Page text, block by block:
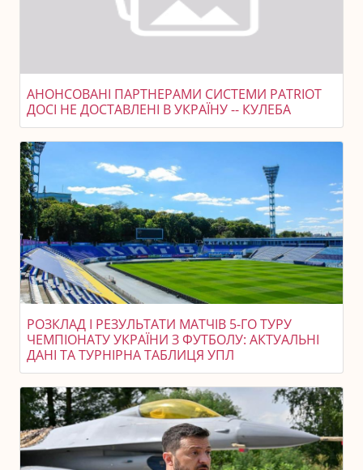
АНОНСОВАНІ ПАРТНЕРАМИ СИСТЕМИ PATRIOT
ДОСІ НЕ ДОСТАВЛЕНІ В УКРАЇНУ -- КУЛЕБА
РОЗКЛАД І РЕЗУЛЬТАТИ МАТЧІВ 5-ГО ТУРУ
ЧЕМПІОНАТУ УКРАЇНИ З ФУТБОЛУ: АКТУАЛЬНІ
ДАНІ ТА ТУРНІРНА ТАБЛИЦЯ УПЛ